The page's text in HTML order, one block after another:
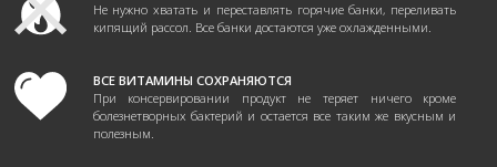
Не нужно хватать и переставлять горячие банки, переливать
кипящий рассол. Все банки достаются уже охлажденными.
ВСЕ ВИТАМИНЫ СОХРАНЯЮТСЯ
При консервировании продукт не теряет ничего кроме
болезнетворных бактерий и остается все таким же вкусным и
полезным.